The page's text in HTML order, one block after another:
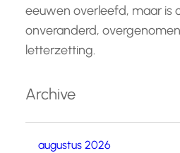
eeuwen overleefd, maar is
onveranderd,
letterzetting.
Archive
augustus 2026